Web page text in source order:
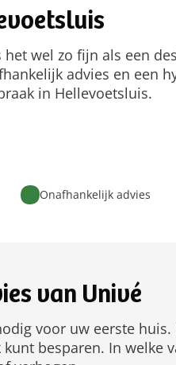
wel zo fijn als een
advies en een
in Hellevoetsluis.
Onafhankelijk advies
van Univé
voor uw eerste
besparen. In